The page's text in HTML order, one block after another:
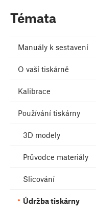
Témata
Manuály k sestavení
O vaší tiskárně
Kalibrace
Používání tiskárny
3D modely
Průvodce materiály
Slicování
Údržba tiskárny